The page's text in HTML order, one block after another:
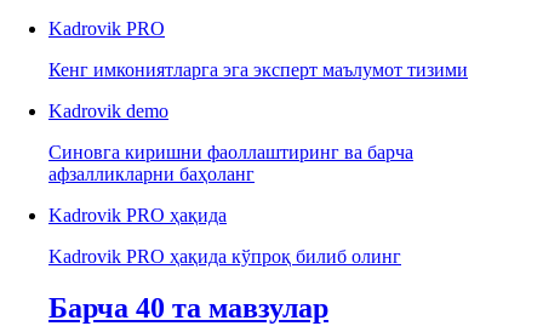
Kadrovik PRO
Кенг имкониятларга эга эксперт маълумот тизими
Kadrovik demo
Синовга киришни фаоллаштиринг ва барча
афзалликларни баҳоланг
Kadrovik PRO ҳақида
Kadrovik PRO ҳақида кўпроқ билиб олинг
Барча 40 та мавзулар